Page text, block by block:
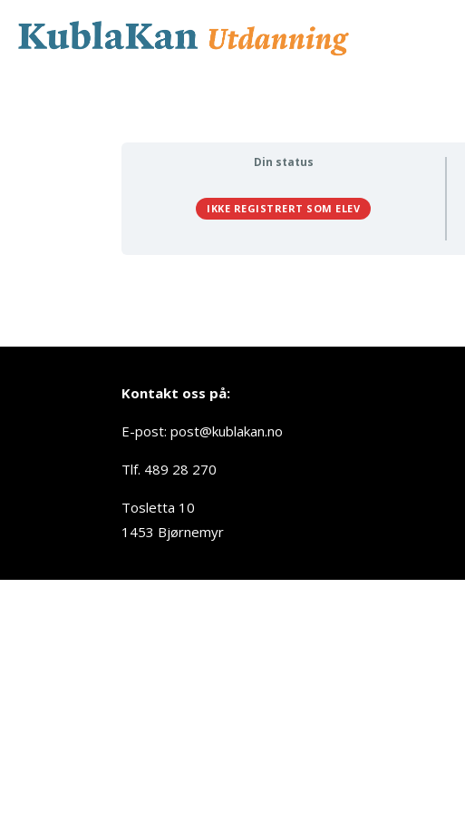
Din status
IKKE REGISTRERT SOM ELEV
Kontakt oss på:
E-post: post@kublakan.no
Tlf. 489 28 270
Tosletta 10
1453 Bjørnemyr